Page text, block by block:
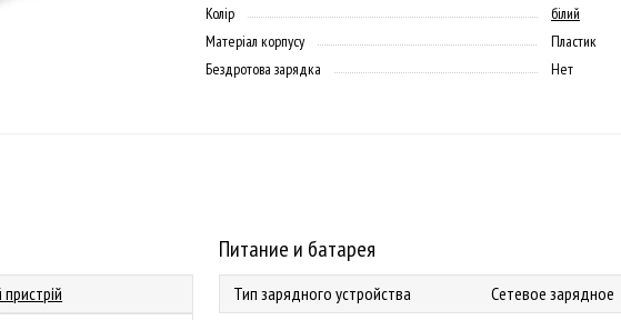
Колір
білий
Матеріал корпусу
Пластик
Бездротова зарядка
Нет
Питание и батарея
Тип зарядного устройства Сетевое зарядное